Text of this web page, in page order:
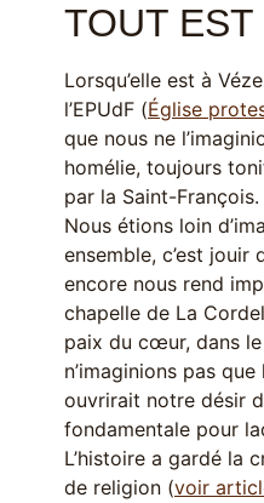
TOUT EST
Lorsqu’elle est à
l’EPUdF (Église
que nous ne
homélie, toujours
par la Saint-François.
Nous étions loin
ensemble, c’est jouir
encore nous rend
chapelle de La
paix du cœur, dans
n’imaginions pas
ouvrirait notre désir
fondamentale pour
L’histoire a gardé la
de religion (voir